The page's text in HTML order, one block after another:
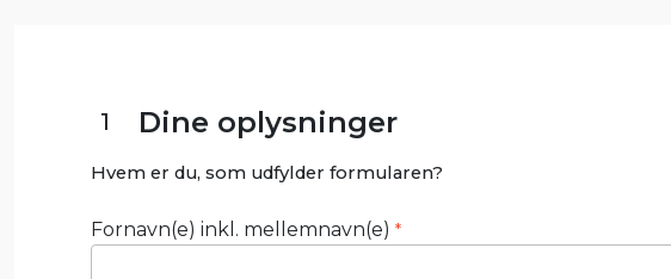
1 Dine oplysninger
Hvem er du, som udfylder formularen?
Fornavn(e) inkl. mellemnavn(e) *